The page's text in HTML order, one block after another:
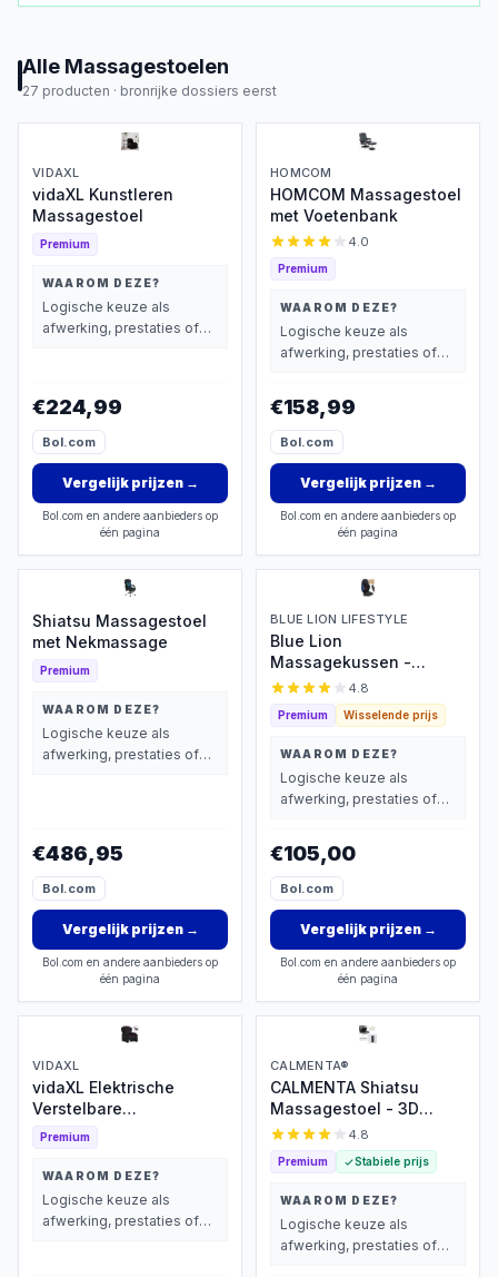
Alle Massagestoelen
27 producten · bronrijke dossiers eerst
VIDAXL
vidaXL Kunstleren
Massagestoel
Premium
WAAROM DEZE?
Logische keuze als
afwerking, prestaties of
€224,99
Bol.com
Vergelijk prijzen→
Bol.com en andere aanbieders op
één pagina
HOMCOM
HOMCOM Massagestoel
met Voetenbank
4.0
Premium
WAAROM DEZE?
Logische keuze als
afwerking, prestaties of
€158,99
Bol.com
Vergelijk prijzen→
Bol.com en andere aanbieders op
één pagina
Shiatsu Massagestoel
met Nekmassage
Premium
WAAROM DEZE?
Logische keuze als
afwerking, prestaties of
€486,95
Bol.com
Vergelijk prijzen→
Bol.com en andere aanbieders op
één pagina
BLUE LION LIFESTYLE
Blue Lion
Massagekussen -
Shiatsu & Warmte
4.8
Premium Wisselende prijs
WAAROM DEZE?
Logische keuze als
afwerking, prestaties of
€105,00
Bol.com
Vergelijk prijzen→
Bol.com en andere aanbieders op
één pagina
VIDAXL
vidaXL Elektrische
Verstelbare
Massagestoel
Premium
WAAROM DEZE?
Logische keuze als
afwerking, prestaties of
CALMENTA®
CALMENTA Shiatsu
Massagestoel - 3D
massage met warmte
4.8
Premium Stabiele prijs
WAAROM DEZE?
Logische keuze als
afwerking, prestaties of